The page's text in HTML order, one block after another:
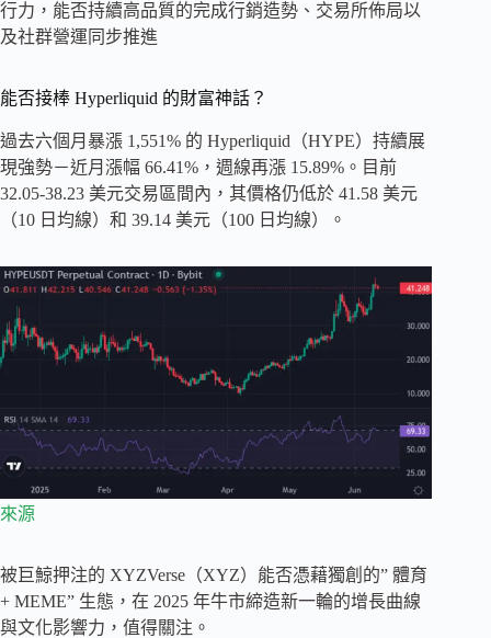
行力，能否持續高品質的完成行銷造勢、交易所佈局以
及社群營運同步推進
能否接棒 Hyperliquid 的財富神話？
過去六個月暴漲 1,551% 的 Hyperliquid（HYPE）持續展
現強勢－近月漲幅 66.41%，週線再漲 15.89%。目前
32.05-38.23 美元交易區間內，其價格仍低於 41.58 美元
（10 日均線）和 39.14 美元（100 日均線）。
來源
被巨鯨押注的 XYZVerse（XYZ）能否憑藉獨創的” 體育
+ MEME” 生態，在 2025 年牛市締造新一輪的增長曲線
與文化影響力，值得關注。